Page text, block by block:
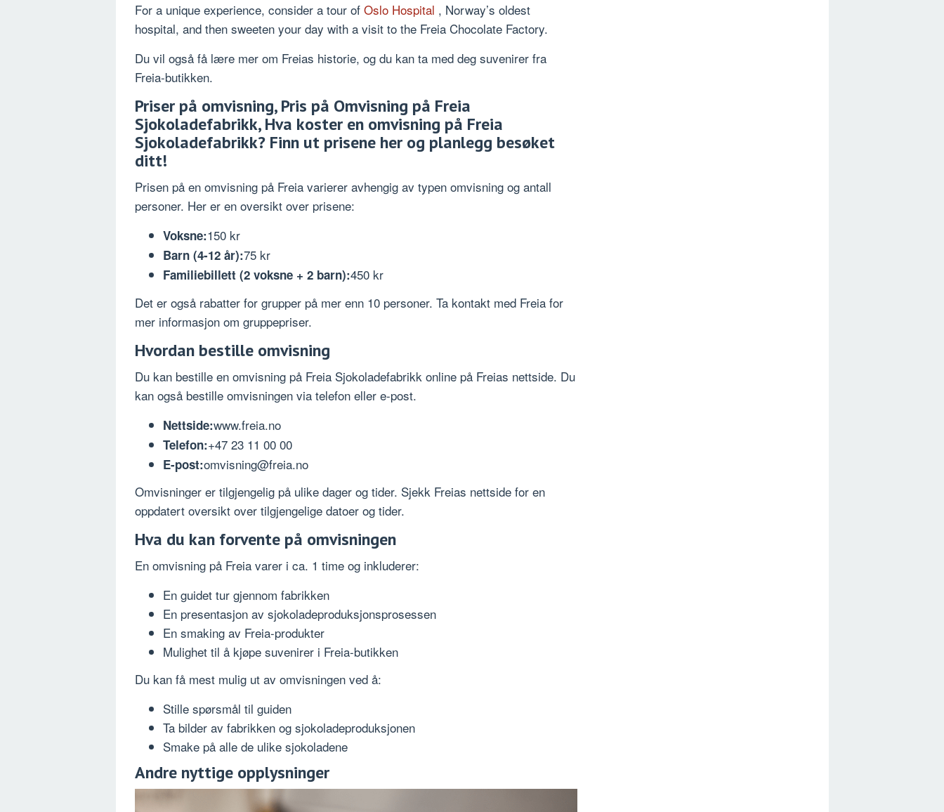
For a unique experience, consider a tour of Oslo Hospital , Norway’s oldest
hospital, and then sweeten your day with a visit to the Freia Chocolate Factory.
Du vil også få lære mer om Freias historie, og du kan ta med deg suvenirer fra
Freia-butikken.
Priser på omvisning, Pris på Omvisning på Freia
Sjokoladefabrikk, Hva koster en omvisning på Freia
Sjokoladefabrikk? Finn ut prisene her og planlegg besøket
ditt!
Prisen på en omvisning på Freia varierer avhengig av typen omvisning og antall
personer. Her er en oversikt over prisene:
Voksne:150 kr
Barn (4-12 år):75 kr
Familiebillett (2 voksne + 2 barn):450 kr
Det er også rabatter for grupper på mer enn 10 personer. Ta kontakt med Freia for
mer informasjon om gruppepriser.
Hvordan bestille omvisning
Du kan bestille en omvisning på Freia Sjokoladefabrikk online på Freias nettside. Du
kan også bestille omvisningen via telefon eller e-post.
Nettside:www.freia.no
Telefon:+47 23 11 00 00
E-post:omvisning@freia.no
Omvisninger er tilgjengelig på ulike dager og tider. Sjekk Freias nettside for en
oppdatert oversikt over tilgjengelige datoer og tider.
Hva du kan forvente på omvisningen
En omvisning på Freia varer i ca. 1 time og inkluderer:
En guidet tur gjennom fabrikken
En presentasjon av sjokoladeproduksjonsprosessen
En smaking av Freia-produkter
Mulighet til å kjøpe suvenirer i Freia-butikken
Du kan få mest mulig ut av omvisningen ved å:
Stille spørsmål til guiden
Ta bilder av fabrikken og sjokoladeproduksjonen
Smake på alle de ulike sjokoladene
Andre nyttige opplysninger